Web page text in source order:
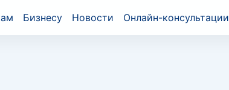
Бизнесу Новости Онлайн-консультации